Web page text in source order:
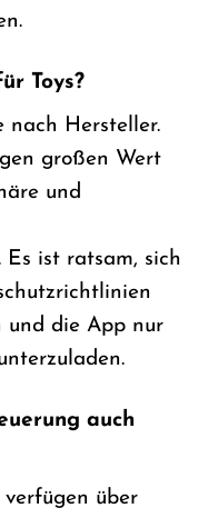
Toys?
nach Hersteller.
großen Wert
und
Es ist ratsam, sich
und die App nur
auch
verfügen über